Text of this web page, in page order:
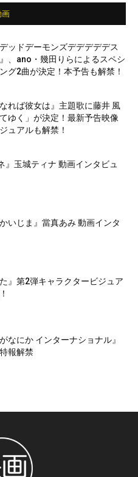
画
ッドデーモンズデデデデデス
、ano・幾田りらによるスペシ
グ2曲が決定！本予告も解禁！
れば彼女は』主題歌に藤井 風
ゆく」が決定！最新予告映像
ュアルも解禁！
』玉城ティナ 動画インタビュ
いじま』當真あみ 動画インタ
た』第2弾キャラクタービジュア
なにか インターナショナル』
報解禁